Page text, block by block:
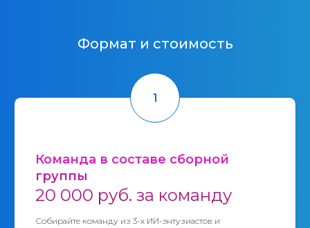
Формат и стоимость
Команда в составе сборной
группы
20 000 руб. за команду
Собирайте команду из 3-х ИИ-энтузиастов и